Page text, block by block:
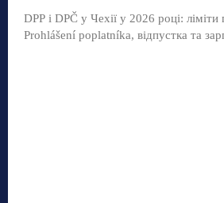
DPP і DPČ у Чехії у 2026 році:
Prohlášení poplatníka, відпустка та